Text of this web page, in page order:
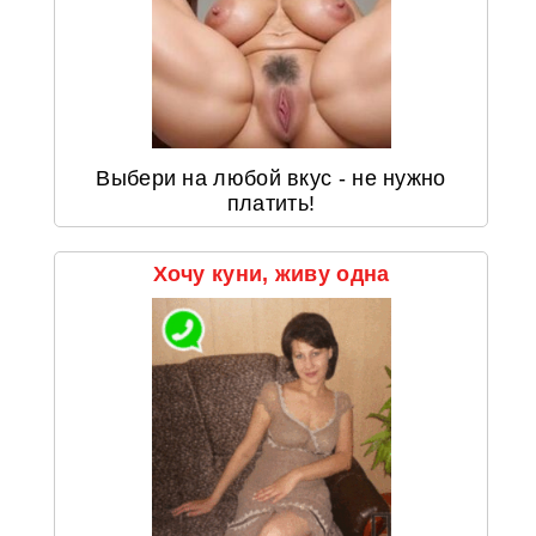
Выбери на любой вкус - не нужно
платить!
Хочу куни, живу одна